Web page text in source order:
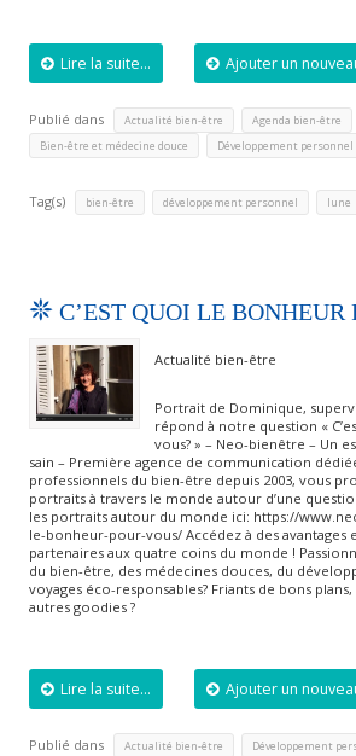
Lire la suite... Ajouter un
Publié dans Actualité bien-être Agenda bien-être
Bien-être et médecine douce Développement personnel
Tag(s) bien-être développement personnel lune
C’EST QUOI LE BONHEUR
Actualité bien-être
Portrait de Dominique,
répond à notre question «
vous? » – Neo-bienêtre – Un
sain – Première agence de communication
professionnels du bien-être depuis 2003, vous
portraits à travers le monde autour d’une
les portraits autour du monde ici: https://
le-bonheur-pour-vous/ Accédez à des avantages
partenaires aux quatre coins du monde !
du bien-être, des médecines douces, du
voyages éco-responsables? Friants de bons
autres goodies ?
Lire la suite... Ajouter un
Publié dans Actualité bien-être Développement